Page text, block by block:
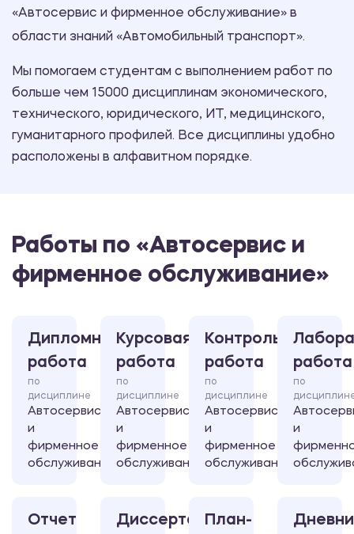
«Автосервис и фирменное обслуживание» в
области знаний «Автомобильный транспорт».
Мы помогаем студентам с выполнением работ по
больше чем 15000 дисциплинам экономического,
технического, юридического, ИТ, медицинского,
гуманитарного профилей. Все дисциплины удобно
расположены в алфавитном порядке.
Работы по «Автосервис и
фирменное обслуживание»
Дипломная
работа
по
дисциплине
Автосервис
и
фирменное
обслуживание
Курсовая
работа
по
дисциплине
Автосервис
и
фирменное
обслуживание
Контрольная
работа
по
дисциплине
Автосервис
и
фирменное
обслуживание
работа
по
и
Отчет
ДиссертацияПлан-